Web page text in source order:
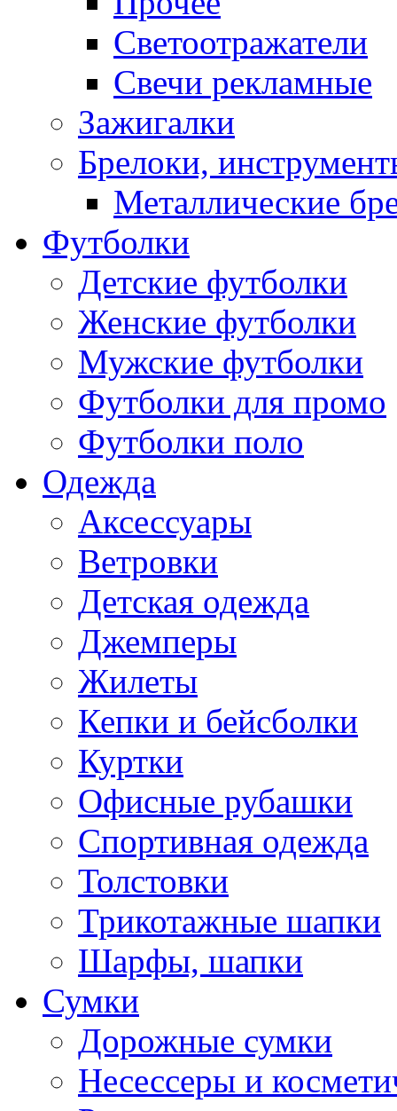
Светоотражатели
Свечи рекламные
Зажигалки
Брелоки,
Металлические
Футболки
Детские футболки
Женские футболки
Мужские футболки
Футболки для промо
Футболки поло
Одежда
Аксессуары
Ветровки
Детская одежда
Джемперы
Жилеты
Кепки и бейсболки
Куртки
Офисные рубашки
Спортивная одежда
Толстовки
Трикотажные шапки
Шарфы, шапки
Сумки
Дорожные сумки
Несессеры и